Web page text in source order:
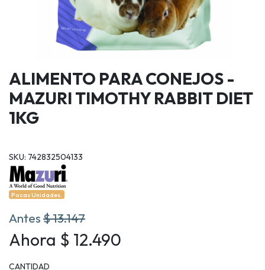
ALIMENTO PARA CONEJOS -
MAZURI TIMOTHY RABBIT DIET
1KG
SKU: 742832504133
Pocas Unidades.
Antes$ 13.147
Ahora $ 12.490
CANTIDAD